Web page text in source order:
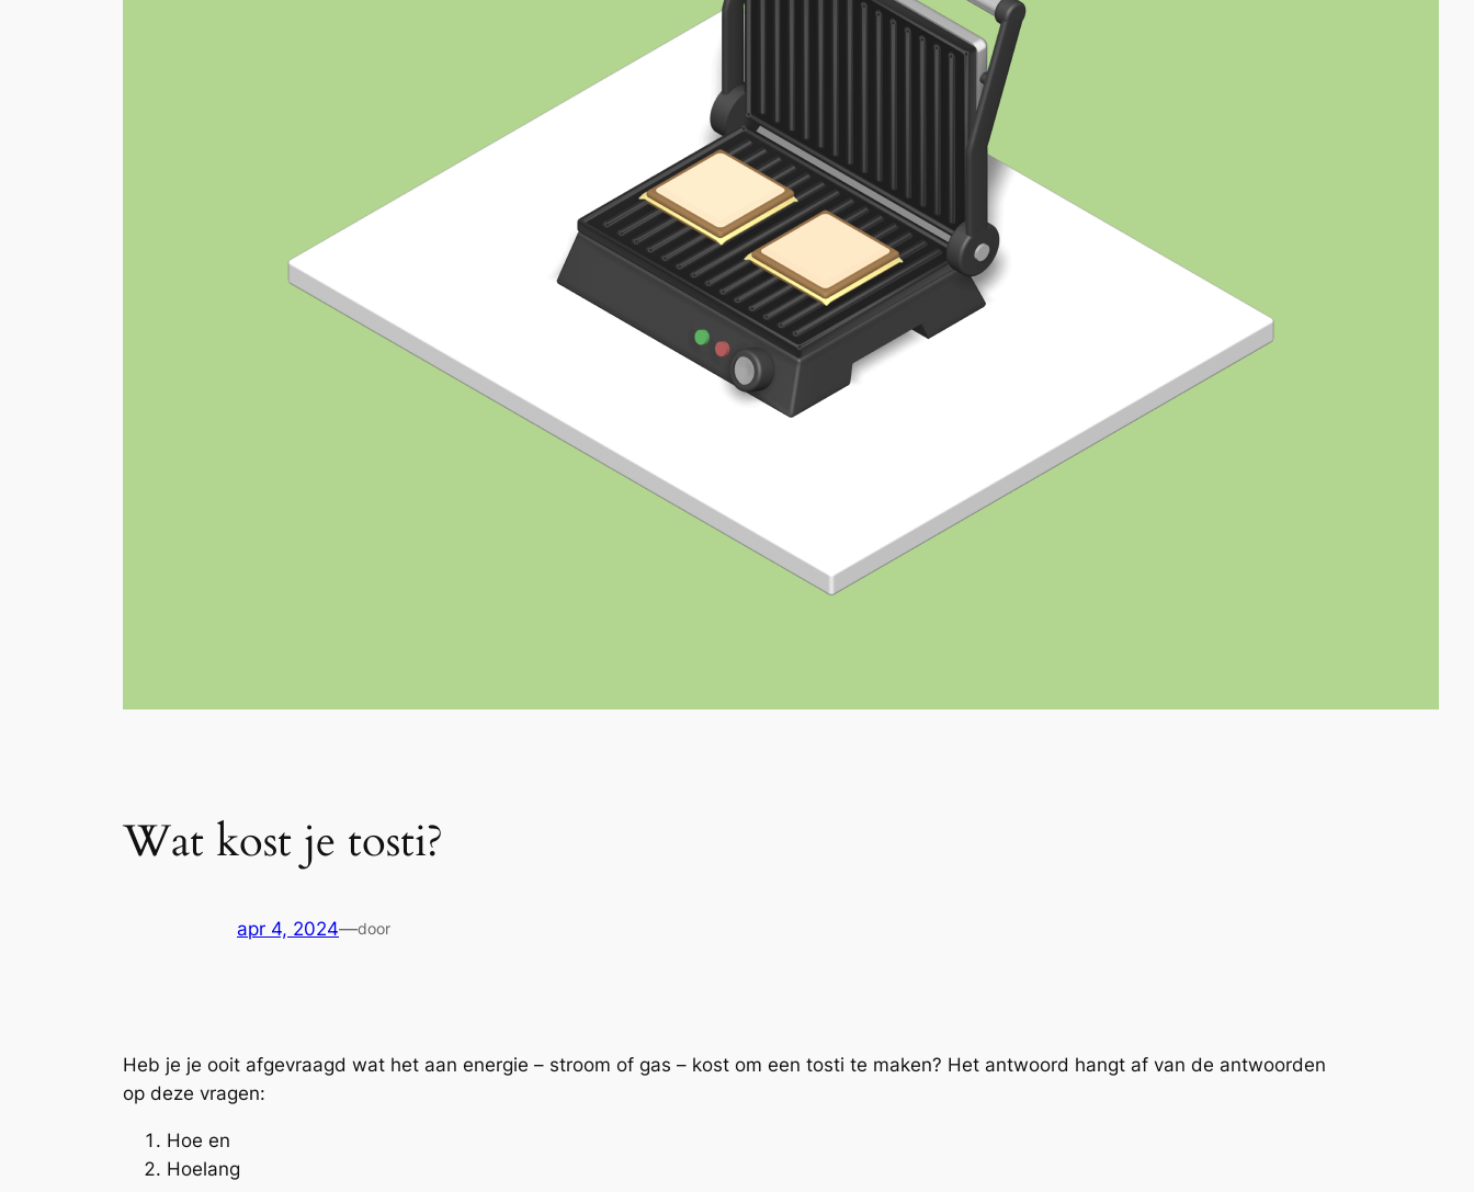
Wat kost je tosti?
apr 4, 2024—door
Heb je je ooit afgevraagd wat het aan energie – stroom of gas – kost om een tosti te maken? Het antwoord hangt af van de antwoorden
op deze vragen:
Hoe en
Hoelang